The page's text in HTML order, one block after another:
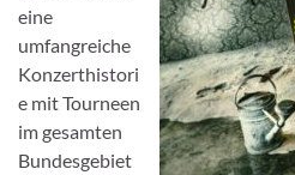
eine
umfangreiche
Konzerthistori
e mit Tourneen
im gesamten
Bundesgebiet